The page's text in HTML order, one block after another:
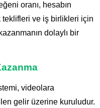
oranı, hesabın
teklifleri ve iş birlikleri için
dolaylı bir
videolara
gelir üzerine kuruludur.